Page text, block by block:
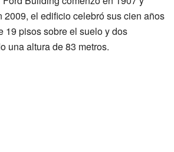
2009, el edificio celebró sus cien años
19 pisos sobre el suelo y dos
una altura de 83 metros.